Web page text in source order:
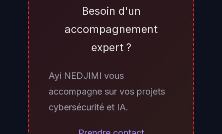
pour prendre des décisions
Colorado, quel que soit le lieu
d'établissement de l'entreprise. Si
systèmes de scoring ou vos
algorithmes d'aide à la décision
traitent des données de personnes
résidant dans l'État du Colorado
Besoin d'un
accompagnement
expert ?
Ayi NEDJIMI vous
accompagne sur vos projets
cybersécurité et IA.